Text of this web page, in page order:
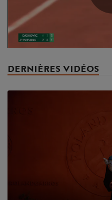
DERNIÈRES VIDÉOS